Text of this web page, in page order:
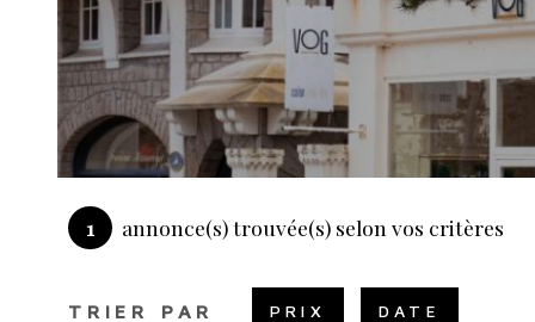
1 annonce(s) trouvée(s) selon vos critères
TRIER PAR PRIX DATE